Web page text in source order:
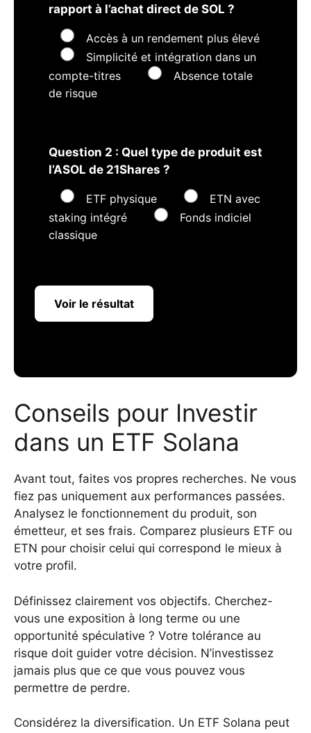
rapport à l’achat direct de SOL ?
Accès à un rendement plus élevé
Simplicité et intégration dans un
compte-titres
Absence totale
de risque
Question 2 : Quel type de produit est
l’ASOL de 21Shares ?
ETF physique
ETN avec
staking intégré
Fonds indiciel
classique
Voir le résultat
Conseils pour Investir
dans un ETF Solana
Avant tout, faites vos propres recherches. Ne vous
fiez pas uniquement aux performances passées.
Analysez le fonctionnement du produit, son
émetteur, et ses frais. Comparez plusieurs ETF ou
ETN pour choisir celui qui correspond le mieux à
votre profil.
Définissez clairement vos objectifs. Cherchez-
vous une exposition à long terme ou une
opportunité spéculative ? Votre tolérance au
risque doit guider votre décision. N’investissez
jamais plus que ce que vous pouvez vous
permettre de perdre.
Considérez la diversification. Un ETF Solana peut